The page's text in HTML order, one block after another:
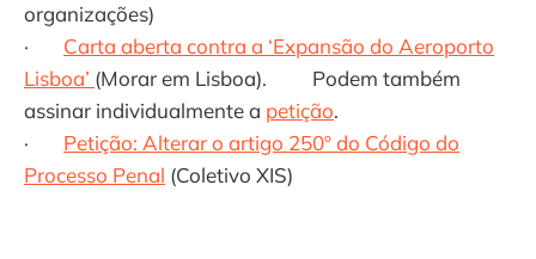
organizações)
· Carta aberta contra a ‘Expansão do Aeroporto
Lisboa’ (Morar em Lisboa). Podem também
assinar individualmente a petição.
· Petição: Alterar o artigo 250º do Código do
Processo Penal (Coletivo XIS)